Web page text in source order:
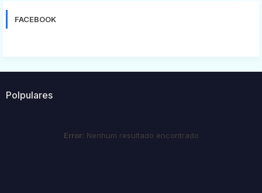
FACEBOOK
Polpulares
Error: Nenhum resultado encontrado